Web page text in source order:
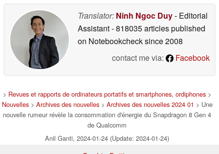
Translator: Ninh Ngoc Duy- Editorial
Assistant- 818035 articles published
on Notebookchecksince 2008
contact me via:
Facebook
> Revues et rapports de ordinateurs portatifs et smartphones, ordiphones >
Nouvelles> Archives des nouvelles> Archives des nouvelles 2024 01 > Une
nouvelle rumeur révèle la consommation d'énergie du Snapdragon 8 Gen 4
de Qualcomm
Anil Ganti, 2024-01-24 (Update: 2024-01-24)